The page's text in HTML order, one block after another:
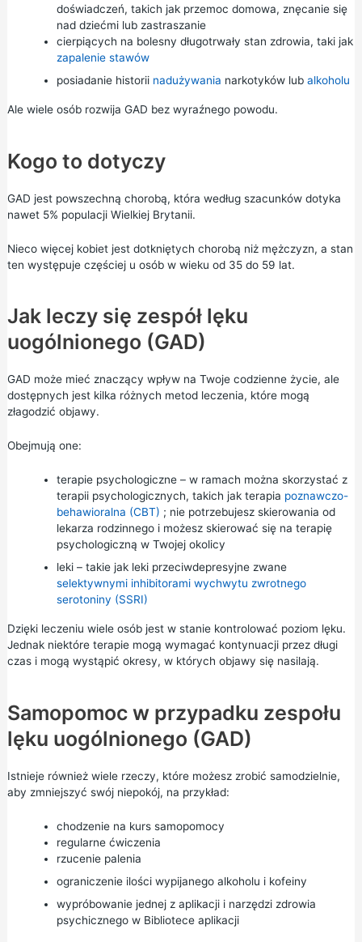
doświadczeń, takich jak przemoc domowa, znęcanie się
nad dziećmi lub zastraszanie
cierpiących na bolesny długotrwały stan zdrowia, taki jak
zapalenie stawów
posiadanie historii nadużywania narkotyków lub alkoholu
Ale wiele osób rozwija GAD bez wyraźnego powodu.
Kogo to dotyczy
GAD jest powszechną chorobą, która według szacunków dotyka
nawet 5% populacji Wielkiej Brytanii.
Nieco więcej kobiet jest dotkniętych chorobą niż mężczyzn, a stan
ten występuje częściej u osób w wieku od 35 do 59 lat.
Jak leczy się zespół lęku
uogólnionego (GAD)
GAD może mieć znaczący wpływ na Twoje codzienne życie, ale
dostępnych jest kilka różnych metod leczenia, które mogą
złagodzić objawy.
Obejmują one:
terapie psychologiczne – w ramach można skorzystać z
terapii psychologicznych, takich jak terapia poznawczo-
behawioralna (CBT) ; nie potrzebujesz skierowania od
lekarza rodzinnego i możesz skierować się na terapię
psychologiczną w Twojej okolicy
leki – takie jak leki przeciwdepresyjne zwane
selektywnymi inhibitorami wychwytu zwrotnego
serotoniny (SSRI)
Dzięki leczeniu wiele osób jest w stanie kontrolować poziom lęku.
Jednak niektóre terapie mogą wymagać kontynuacji przez długi
czas i mogą wystąpić okresy, w których objawy się nasilają.
Samopomoc w przypadku zespołu
lęku uogólnionego (GAD)
Istnieje również wiele rzeczy, które możesz zrobić samodzielnie,
aby zmniejszyć swój niepokój, na przykład:
chodzenie na kurs samopomocy
regularne ćwiczenia
rzucenie palenia
ograniczenie ilości wypijanego alkoholu i kofeiny
wypróbowanie jednej z aplikacji i narzędzi zdrowia
psychicznego w Bibliotece aplikacji